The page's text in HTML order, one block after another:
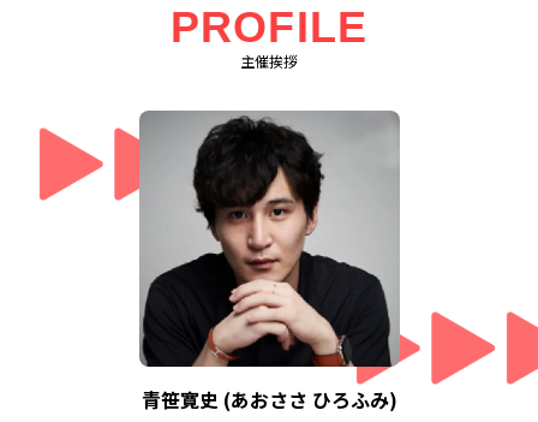
PROFILE
主催挨拶
青笹寛史 (あおささ ひろふみ)